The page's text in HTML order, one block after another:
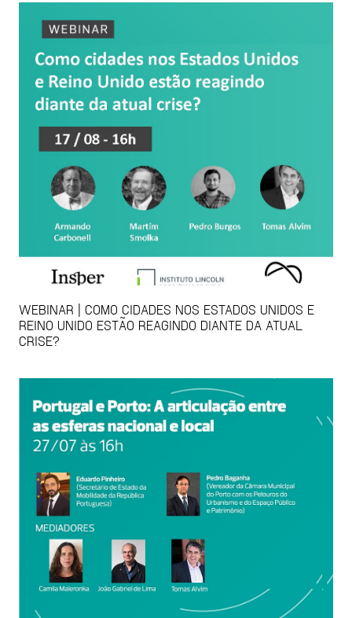
WEBINAR | COMO CIDADES NOS ESTADOS UNIDOS E
REINO UNIDO ESTÃO REAGINDO DIANTE DA ATUAL
CRISE?